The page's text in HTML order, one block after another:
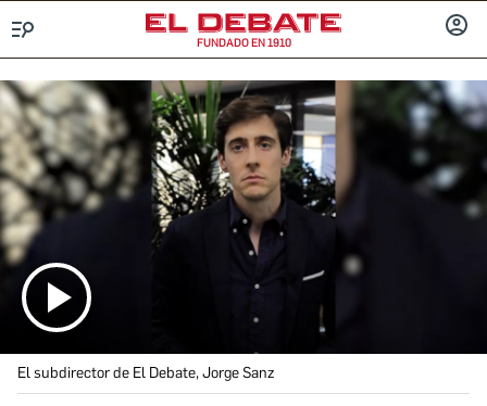
FUNDADO EN 1910
El subdirector de El Debate, Jorge Sanz